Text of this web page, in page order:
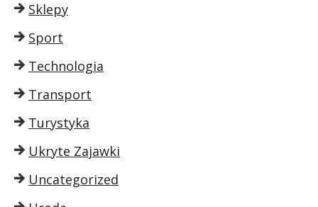
Sklepy
Sport
Technologia
Transport
Turystyka
Ukryte Zajawki
Uncategorized